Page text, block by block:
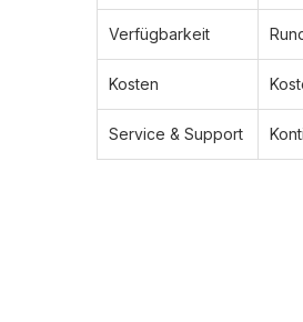
Verfügbarkeit
Kosten
Service & Support